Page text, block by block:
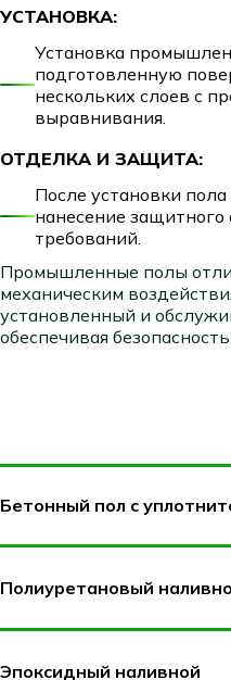
УСТАНОВКА:
Установка
подготовленную
нескольких слоев с
выравнивания.
ОТДЕЛКА И ЗАЩИТА:
После установки
нанесение защитного
требований.
Промышленные полы
механическим
установленный и
обеспечивая
Бетонный пол с
Полиуретановый
Эпоксидный наливной